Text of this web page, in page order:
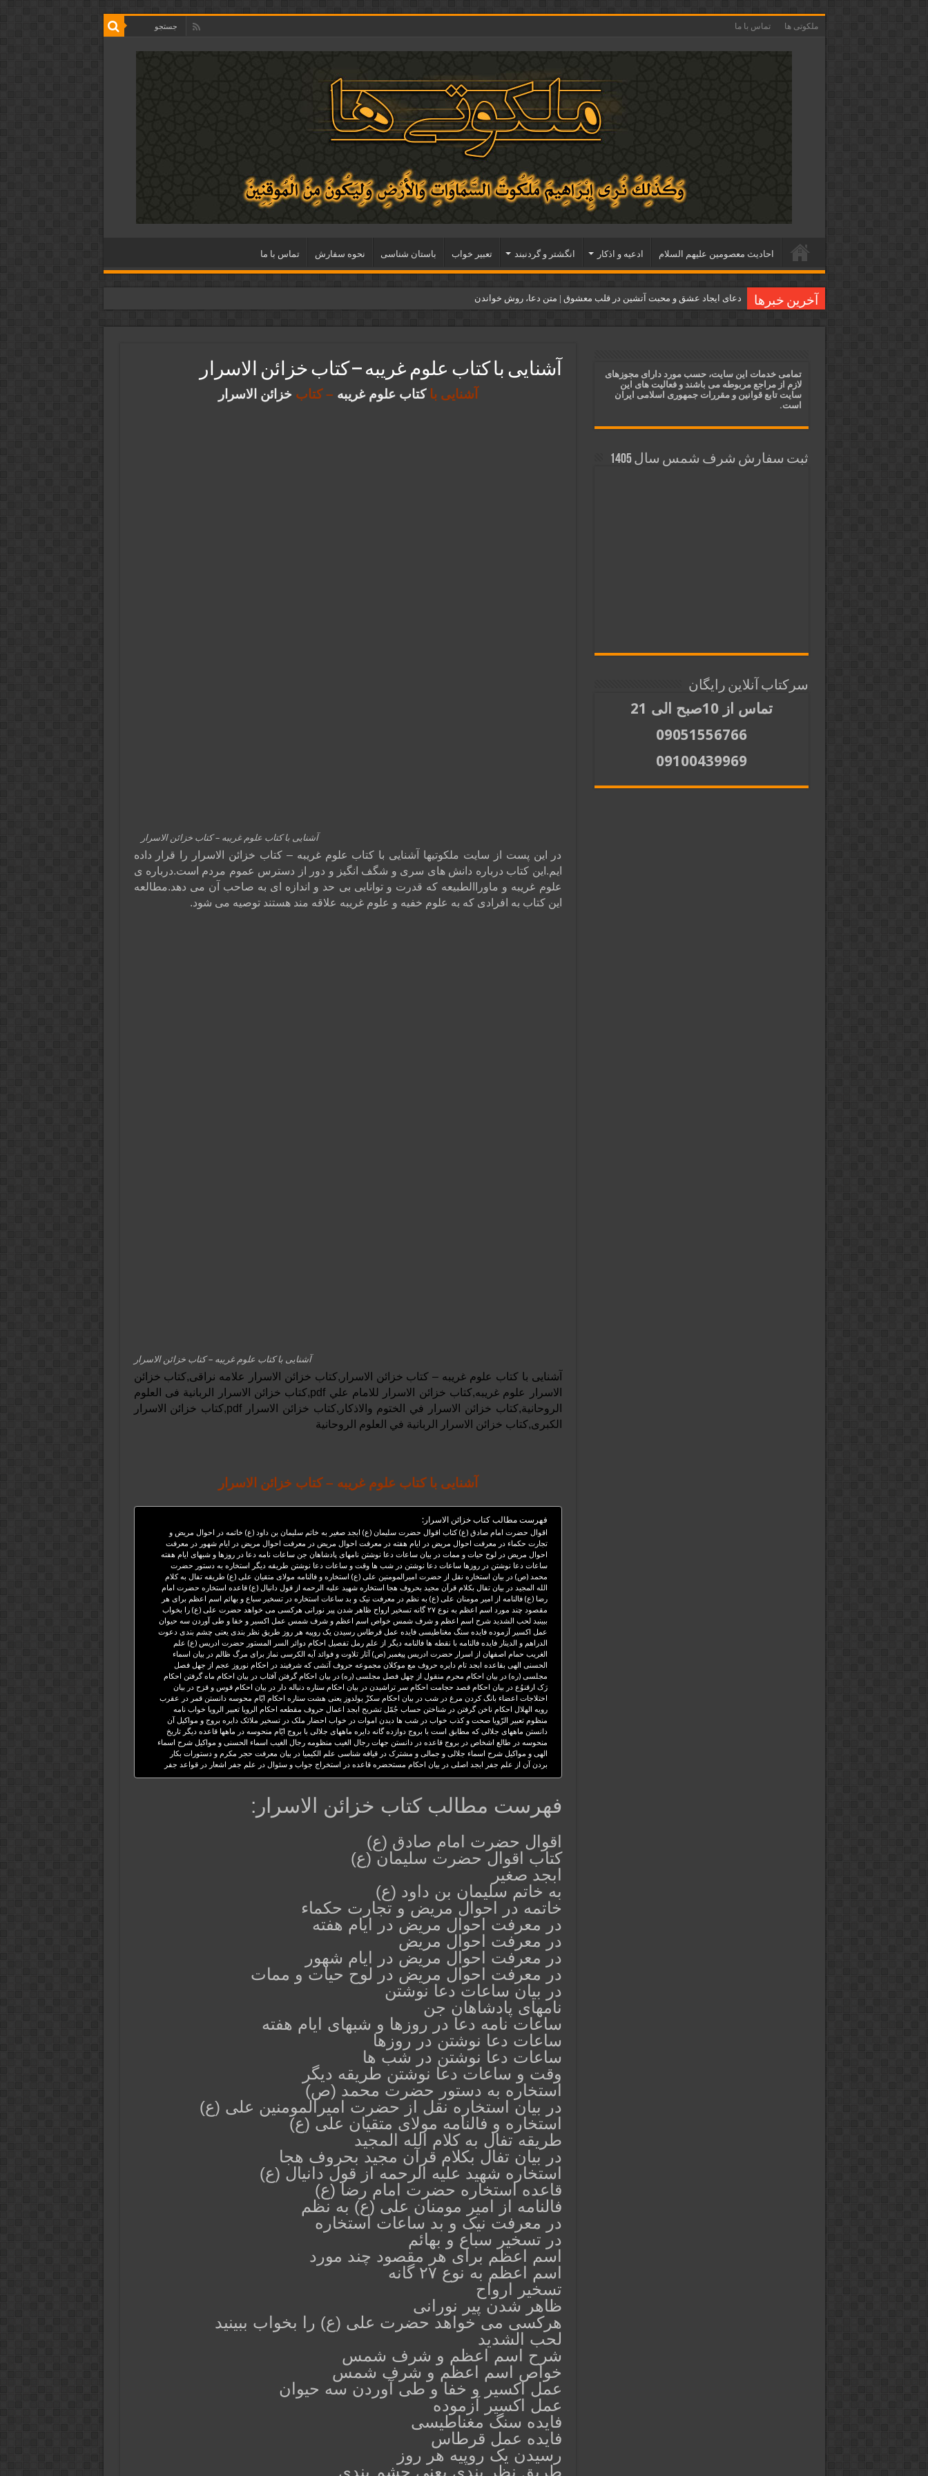
ملکوتی ها تماس با ما
احاديث معصومين عليهم السلام ادعيه و اذكار انگشتر و گردنبند تعبیر خواب باستان شناسی نحوه سفارش تماس با ما
آخرین خبرها دعای ایجاد عشق و محبت آتشین در قلب معشوق | متن دعا، روش خواندن
قویترین ذکر استجابت دعا و حاجت روایی | ذکر اسماء الحسنی برآورده شدن حاجت
دعای افزایش رزق و روزی و ثروتمند شدن | متن دعا و اذکار مجرب
آشنایی با کتاب علوم غریبه – کتاب خزائن الاسرار
آشنایی با کتاب علوم غریبه – کتاب خزائن الاسرار
آشنایی با کتاب علوم غریبه – کتاب خزائن الاسرار
در این پست از سایت ملکوتیها آشنایی با کتاب علوم غریبه – کتاب خزائن الاسرار را قرار داده
ایم.این کتاب درباره دانش های سری و شگف انگیز و دور از دسترس عموم مردم است.درباره ی
علوم غریبه و ماوراالطبیعه که قدرت و توانایی بی حد و اندازه ای به صاحب آن می دهد.مطالعه
این کتاب به افرادی که به علوم خفیه و علوم غریبه علاقه مند هستند توصیه می شود.
آشنایی با کتاب علوم غریبه – کتاب خزائن الاسرار
آشنایی با کتاب علوم غریبه – کتاب خزائن الاسرار,کتاب خزائن الاسرار علامه نراقی,کتاب خزائن
الاسرار علوم غریبه,كتاب خزائن الاسرار للامام علي pdf,كتاب خزائن الاسرار الربانية فى العلوم
الروحانية,كتاب خزائن الاسرار في الختوم والاذكار,کتاب خزائن الاسرار pdf,كتاب خزائن الاسرار
الكبرى,كتاب خزائن الاسرار الربانية في العلوم الروحانية
آشنایی با کتاب علوم غریبه – کتاب خزائن الاسرار
فهرست مطالب کتاب خزائن الاسرار:
اقوال حضرت امام صادق (ع) کتاب اقوال حضرت سلیمان (ع) ابجد صغیر به خاتم سلیمان بن داود (ع) خاتمه در احوال مریض و
تجارت حکماء در معرفت احوال مریض در ایام هفته در معرفت احوال مریض در معرفت احوال مریض در ایام شهور در معرفت
احوال مریض در لوح حیات و ممات در بیان ساعات دعا نوشتن نامهای پادشاهان جن ساعات نامه دعا در روزها و شبهای ایام هفته
ساعات دعا نوشتن در روزها ساعات دعا نوشتن در شب ها وقت و ساعات دعا نوشتن طریقه دیگر استخاره به دستور حضرت
محمد (ص) در بیان استخاره نقل از حضرت امیرالمومنین علی (ع) استخاره و فالنامه مولای متقیان علی (ع) طریقه تفال به کلام
الله المجید در بیان تفال بکلام قرآن مجید بحروف هجا استخاره شهید علیه الرحمه از قول دانیال (ع) قاعده استخاره حضرت امام
رضا (ع) فالنامه از امیر مومنان علی (ع) به نظم در معرفت نیک و بد ساعات استخاره در تسخیر سباع و بهائم اسم اعظم برای هر
مقصود چند مورد اسم اعظم به نوع ۲۷ گانه تسخیر ارواح ظاهر شدن پیر نورانی هرکسی می خواهد حضرت علی (ع) را بخواب
ببینید لحب الشدید شرح اسم اعظم و شرف شمس خواص اسم اعظم و شرف شمس عمل اکسیر و خفا و طی آوردن سه حیوان
عمل اکسیر آزموده فایده سنگ مغناطیسی فایده عمل قرطاس رسیدن یک روپیه هر روز طریق نظر بندی یعنی چشم بندی دعوت
الدراهم و الدینار فایده فالنامه با نقطه ها فالنامه دیگر از علم رمل تفصیل احکام دوائر السر المستور حضرت ادریس (ع) علم
الغریب حمام اصفهان از اسرار حضرت ادریس پیغمبر (ص) آثار تلاوت و فوائد آیه الکرسی نماز برای مرگ ظالم در بیان اسماء
الحسنی الهی بقاعده ابجد تام دایره حروف مع موکلان مجموعه حروف آتشی که شرفیند در احکام نوروز عجم از جهل فصل
مجلسی (ره) در بیان احکام محرم منقول از چهل فصل مجلسی (ره) در بیان احکام گرفتن آفتاب در بیان احکام ماه گرفتن احکام
رَک ارقنوُع در بیان احکام قصد حجامت احکام سر تراشیدن در بیان احکام ستاره دنباله دار در بیان احکام قوس و قزح در بیان
اختلاجات اعضاء بانگ کردن مرغ در شب در بیان احکام سکزّ یولدوز یعنی هشت ستاره احکام ایّام محوسه دانستن قمر در عقرب
رویه الهلال احکام ناخن گرفتن در شناختن حساب جُمّل تشریح ابجد اعمال حروف مقطعه احکام الرویا تعبیر الرویا خواب نامه
منظوم تعبیر الرّویا صحت و کذب خواب در شب ها دیدن اموات در خواب احضار ملک در تسخیر ملائک دایره بروج و مواکیل آن
دانستن ماههای جلالی که مطابق است با بروج دوازده گانه دایره ماههای جلالی با بروج ایّام منحوسه در ماهها قاعده دیگر تاریخ
منحوسه در طالع اشخاص در بروج قاعده در دانستن جهات رجال الغیب منظومه رجال الغیب اسماء الحسنی و مواکیل شرح اسماء
الهی و مواکیل شرح اسماء جلالی و جمالی و مشترک در قیافه شناسی علم الکیمیا در بیان معرفت حجر مکرم و دستورات بکار
بردن آن از علم جفر ابجد اصلی در بیان احکام مستحضره قاعده در استخراج جواب و سئوال در علم جفر اشعار در قواعد جفر
فهرست مطالب کتاب خزائن الاسرار:
اقوال حضرت امام صادق (ع)
کتاب اقوال حضرت سلیمان (ع)
ابجد صغیر
به خاتم سلیمان بن داود (ع)
خاتمه در احوال مریض و تجارت حکماء
در معرفت احوال مریض در ایام هفته
در معرفت احوال مریض
در معرفت احوال مریض در ایام شهور
در معرفت احوال مریض در لوح حیات و ممات
در بیان ساعات دعا نوشتن
نامهای پادشاهان جن
ساعات نامه دعا در روزها و شبهای ایام هفته
ساعات دعا نوشتن در روزها
ساعات دعا نوشتن در شب ها
وقت و ساعات دعا نوشتن طریقه دیگر
استخاره به دستور حضرت محمد (ص)
در بیان استخاره نقل از حضرت امیرالمومنین علی (ع)
استخاره و فالنامه مولای متقیان علی (ع)
طریقه تفال به کلام الله المجید
در بیان تفال بکلام قرآن مجید بحروف هجا
استخاره شهید علیه الرحمه از قول دانیال (ع)
قاعده استخاره حضرت امام رضا (ع)
فالنامه از امیر مومنان علی (ع) به نظم
در معرفت نیک و بد ساعات استخاره
در تسخیر سباع و بهائم
اسم اعظم برای هر مقصود چند مورد
اسم اعظم به نوع ۲۷ گانه
تسخیر ارواح
ظاهر شدن پیر نورانی
هرکسی می خواهد حضرت علی (ع) را بخواب ببینید
لحب الشدید
شرح اسم اعظم و شرف شمس
خواص اسم اعظم و شرف شمس
عمل اکسیر و خفا و طی آوردن سه حیوان
عمل اکسیر آزموده
فایده سنگ مغناطیسی
فایده عمل قرطاس
رسیدن یک روپیه هر روز
طریق نظر بندی یعنی چشم بندی
تمامی خدمات این سایت، حسب مورد دارای مجوزهای
لازم از مراجع مربوطه می باشند و فعالیت های این
سایت تابع قوانین و مقررات جمهوری اسلامی ایران
است.
ثبت سفارش شرف شمس سال 1405
سرکتاب آنلاین رایگان
تماس از 10صبح الی 21
09051556766
09100439969